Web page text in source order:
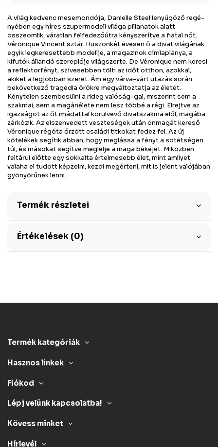
A világ kedvenc mesemondója, Danielle Steel lenyűgöző regé-
nyében egy híres szupermodell világa pillanatok alatt
összeomlik, váratlan felfedezőútra kényszerítve a fiatal nőt.
Véronique Vincent sztár. Huszonkét évesen ő a divat világának
egyik legkeresettebb modellje, a magazinok címlaplánya, a
kifutók állandó szereplője világszerte. De Véronique nem keresi
a reflektorfényt, szívesebben tölti az időt otthon, azokkal,
akiket a legjobban szeret. Ám egy várva-várt utazás során
bekövetkező tragédia örökre megváltoztatja az életét.
Kénytelen szembesülni a rideg valóság-gal, miszerint sem a
szakmai, sem a magánélete nem lesz többé a régi. Elrejtve az
igazságot az őt imádattal körülvevő divatszakma elől, magába
zárkózik. Az elszenvedett veszteségek után önmagát kereső
Véronique régóta őrzött családi titkokat fedez fel. Az új
kötelékek segítik abban, hogy meglássa a fényt a sötétségen
túl, és másokat segítve meglelje a maga békéjét. Miközben
feltárul előtte egy sokkalta értelmesebb élet, mint amilyet
valaha el tudott képzelni, kezdi megérteni, mit is jelent valójában
gyönyörűnek lenni.
Termék részletei
Értékelések (0)
Termék kategóriák
Hasznos linkek
Fiókod
Lépj velünk kapcsolatba!
Kövess minket
Hírlevél